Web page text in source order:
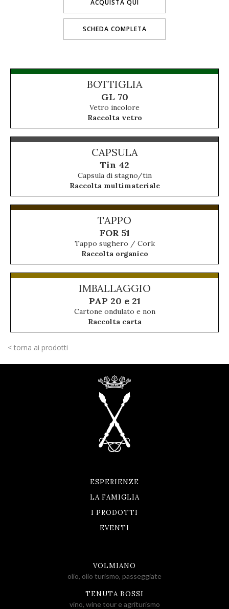
ACQUISTA QUI
SCHEDA COMPLETA
BOTTIGLIA
GL 70
Vetro incolore
Raccolta vetro
CAPSULA
Tin 42
Capsula di stagno/tin
Raccolta multimateriale
TAPPO
FOR 51
Tappo sughero / Cork
Raccolta organico
IMBALLAGGIO
PAP 20 e 21
Cartone ondulato e non
Raccolta carta
< torna ai prodotti
ESPERIENZE
LA FAMIGLIA
I PRODOTTI
EVENTI
VOLMIANO
olio, olio turismo, passeggiate
TENUTA BOSSI
vino, wine tour e agriturismo